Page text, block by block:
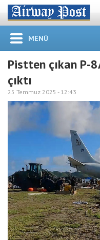
MENÜ
Pistten çıkan P-
çıktı
25 Temmuz 2025 - 12:43